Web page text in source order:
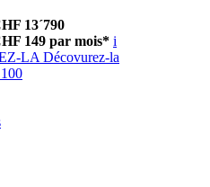
13´790
149 par mois* i
LA Décovurez-la